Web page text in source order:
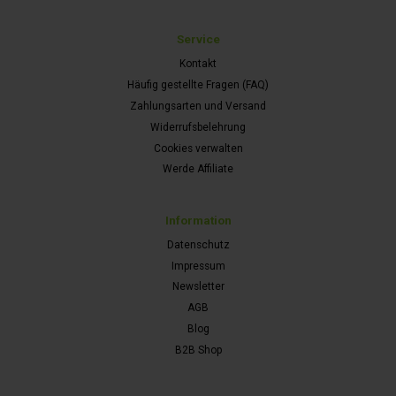
Service
Kontakt
Häufig gestellte Fragen (FAQ)
Zahlungsarten und Versand
Widerrufsbelehrung
Cookies verwalten
Werde Affiliate
Information
Datenschutz
Impressum
Newsletter
AGB
Blog
B2B Shop